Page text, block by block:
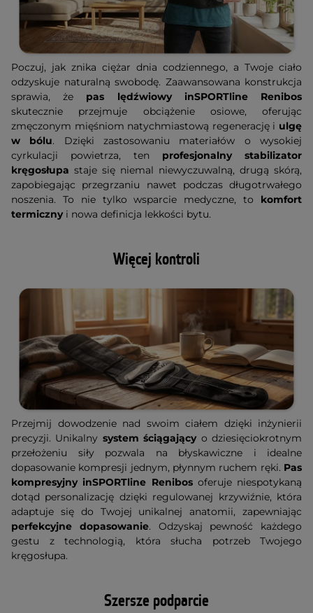
Poczuj, jak znika ciężar dnia codziennego, a Twoje ciało
odzyskuje naturalną swobodę. Zaawansowana konstrukcja
sprawia, że pas lędźwiowy inSPORTline Renibos
skutecznie przejmuje obciążenie osiowe, oferując
zmęczonym mięśniom natychmiastową regenerację i ulgę
w bólu. Dzięki zastosowaniu materiałów o wysokiej
cyrkulacji powietrza, ten profesjonalny stabilizator
kręgosłupa staje się niemal niewyczuwalną, drugą skórą,
zapobiegając przegrzaniu nawet podczas długotrwałego
noszenia. To nie tylko wsparcie medyczne, to komfort
termicznyi nowa definicja lekkości bytu.
Więcej kontroli
Przejmij dowodzenie nad swoim ciałem dzięki inżynierii
precyzji. Unikalny system ściągającyo dziesięciokrotnym
przełożeniu siły pozwala na błyskawiczne i idealne
dopasowanie kompresji jednym, płynnym ruchem ręki. Pas
kompresyjny inSPORTline Renibosoferuje niespotykaną
dotąd personalizację dzięki regulowanej krzywiźnie, która
adaptuje się do Twojej unikalnej anatomii, zapewniając
perfekcyjne dopasowanie. Odzyskaj pewność każdego
gestu z technologią, która słucha potrzeb Twojego
kręgosłupa.
Szersze podparcie